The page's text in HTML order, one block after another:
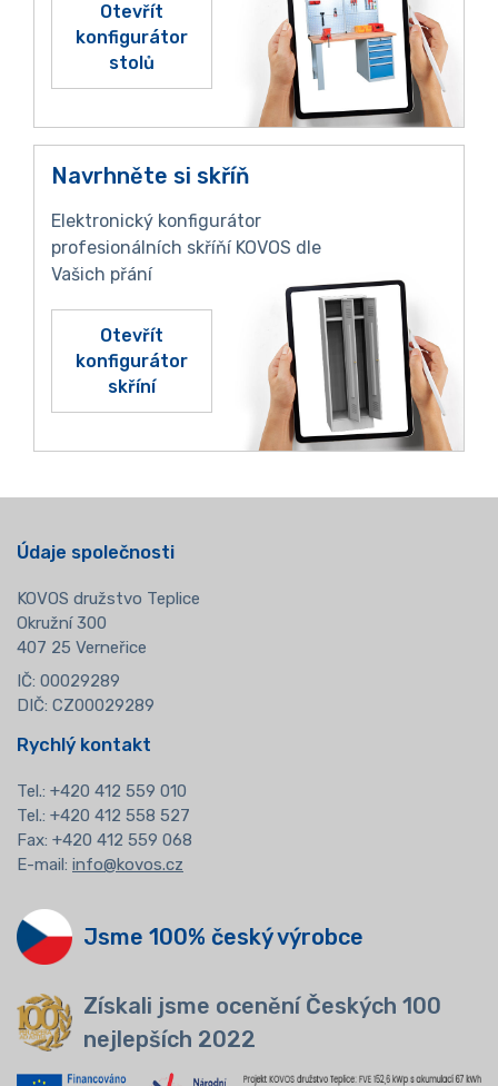
Otevřít
konfigurátor
stolů
Navrhněte si skříň
Elektronický konfigurátor
profesionálních skříňí KOVOS dle
Vašich přání
Otevřít
konfigurátor
skříní
Údaje společnosti
KOVOS družstvo Teplice
Okružní 300
407 25 Verneřice
IČ: 00029289
DIČ: CZ00029289
Rychlý kontakt
Tel.: +420 412 559 010
Tel.: +420 412 558 527
Fax: +420 412 559 068
E-mail: info@kovos.cz
Jsme 100% český výrobce
Získali jsme ocenění Českých 100
nejlepších 2022